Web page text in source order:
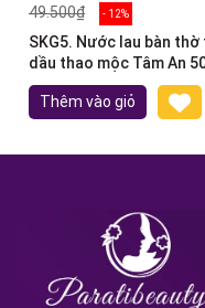
49.500₫
- 12%
SKG5. Nước lau bàn thờ
dầu thao mộc Tâm An
Thêm vào giỏ